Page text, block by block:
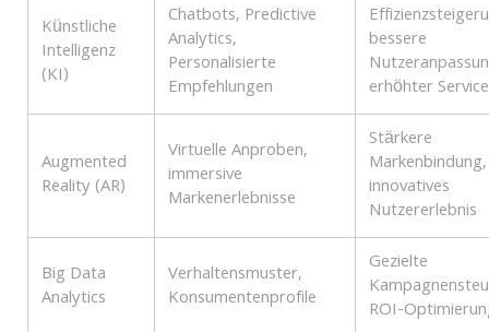
Künstliche
Intelligenz
(KI)
Chatbots, Predictive
Analytics,
Personalisierte
Empfehlungen
bessere
erhöhter
Augmented
Reality (AR)
Virtuelle Anproben,
immersive
Markenerlebnisse
Stärkere
Markenbindung,
innovatives
Nutzererlebnis
Big Data
Analytics
Verhaltensmuster,
Konsumentenprofile
Gezielte
ROI-